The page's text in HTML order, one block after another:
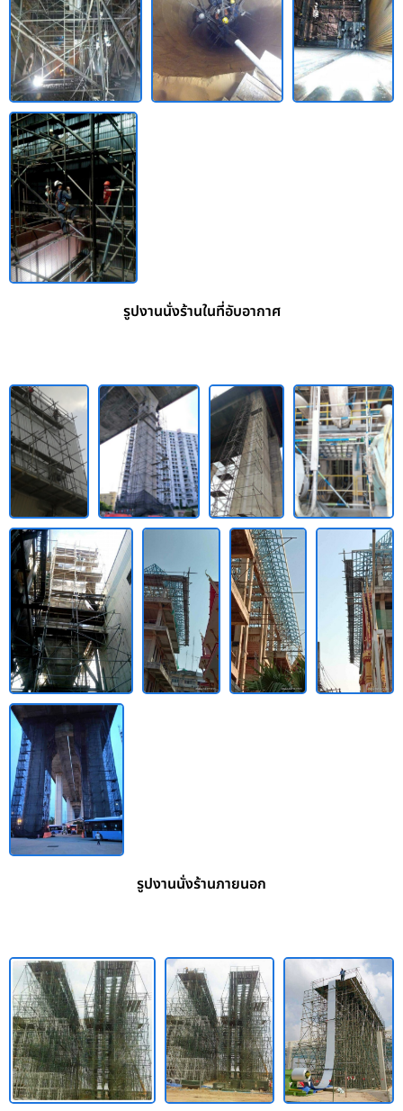
รูปงานนั่งร้านในที่อับอากาศ
รูปงานนั่งร้านภายนอก